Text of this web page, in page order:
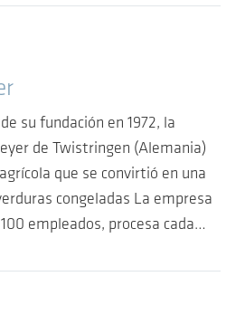
su fundación en 1972, la
de Twistringen (Alemania)
que se convirtió en una
congeladas La empresa
empleados, procesa cada…